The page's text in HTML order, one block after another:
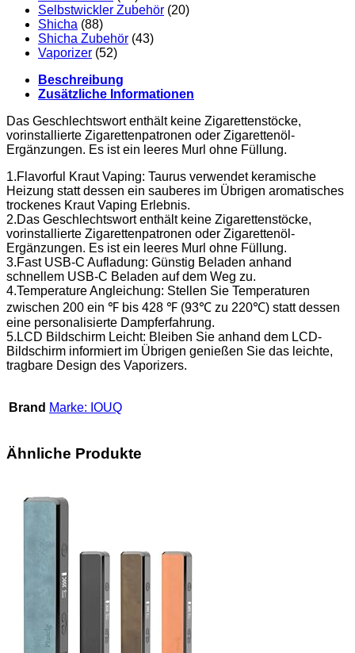
Selbstwickler Zubehör (20)
Shicha (88)
Shicha Zubehör (43)
Vaporizer (52)
Beschreibung
Zusätzliche Informationen
Das Geschlechtswort enthält keine Zigarettenstöcke,
vorinstallierte Zigarettenpatronen oder Zigarettenöl-
Ergänzungen. Es ist ein leeres Murl ohne Füllung.
1.Flavorful Kraut Vaping: Taurus verwendet keramische
Heizung statt dessen ein sauberes im Übrigen aromatisches
trockenes Kraut Vaping Erlebnis.
2.Das Geschlechtswort enthält keine Zigarettenstöcke,
vorinstallierte Zigarettenpatronen oder Zigarettenöl-
Ergänzungen. Es ist ein leeres Murl ohne Füllung.
3.Fast USB-C Aufladung: Günstig Beladen anhand
schnellem USB-C Beladen auf dem Weg zu.
4.Temperature Angleichung: Stellen Sie Temperaturen
zwischen 200 ein ℉ bis 428 ℉ (93℃ zu 220℃) statt dessen
eine personalisierte Dampferfahrung.
5.LCD Bildschirm Leicht: Bleiben Sie anhand dem LCD-
Bildschirm informiert im Übrigen genießen Sie das leichte,
tragbare Design des Vaporizers.
Brand Marke: IOUQ
Ähnliche Produkte